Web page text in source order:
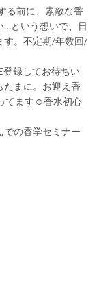
る前に、素敵な香
…という想いで、日
す。不定期/年数回/
登録してお待ちい
たまに。お迎え香
てます☺香水初心
での香学セミナー